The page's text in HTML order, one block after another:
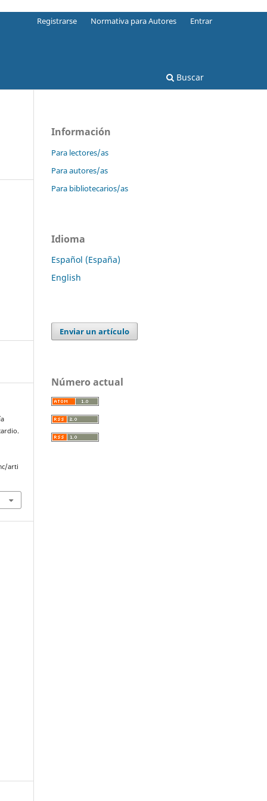
Buscar
Registrarse Normativa para Autores Entrar
arti
Información
Para lectores/as
Para autores/as
Para bibliotecarios/as
Idioma
Español (España)
English
Enviar un artículo
Número actual